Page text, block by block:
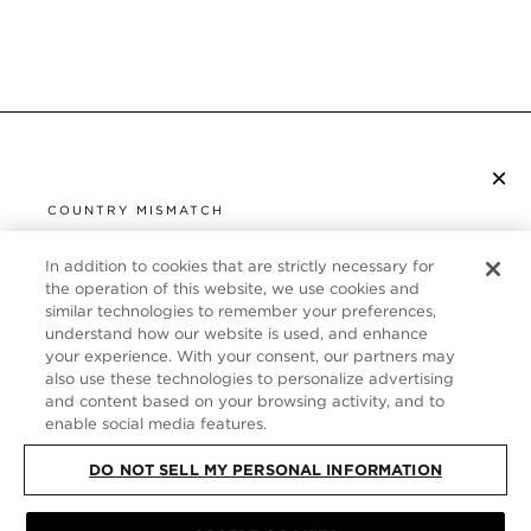
×
COUNTRY MISMATCH
UNITED STATES
It looks like you are visiting us from United States,
but you are currently browsing our France store.
Would you like to be redirected to your local site?
SHOP IN UNITED STATES
CONTINUE BROWSING HERE
SERVICE CLIENT
À PROPOS
FOLLOW US
In addition to cookies that are strictly necessary for
the operation of this website, we use cookies and
similar technologies to remember your preferences,
understand how our website is used, and enhance
your experience. With your consent, our partners may
also use these technologies to personalize advertising
and content based on your browsing activity, and to
enable social media features.
DO NOT SELL MY PERSONAL INFORMATION